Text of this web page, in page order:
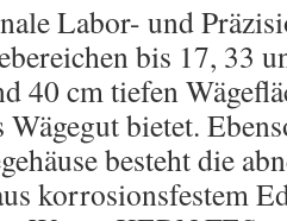
Labor- und
bis 17, 33
40 cm tiefen
bietet.
besteht die
korrosionsfestem